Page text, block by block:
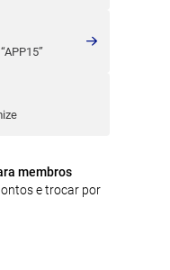
membros
e trocar por